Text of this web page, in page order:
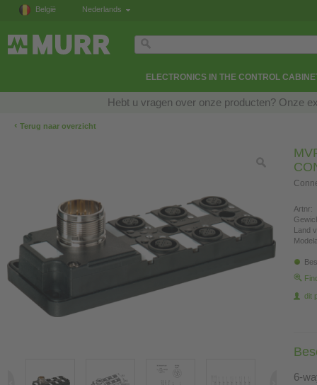
België Nederlands
ELECTRONICS IN THE CONTROL
Hebt u vragen over onze producten? Onze
‹ Terug naar overzicht
Artnr:
Land
dit
6-